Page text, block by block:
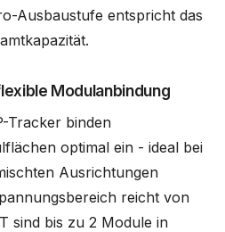
Ausbaustufe entspricht das
Modulanbindung
Tracker binden
optimal ein - ideal bei
Ausrichtungen
reicht von
sind bis zu 2 Module in